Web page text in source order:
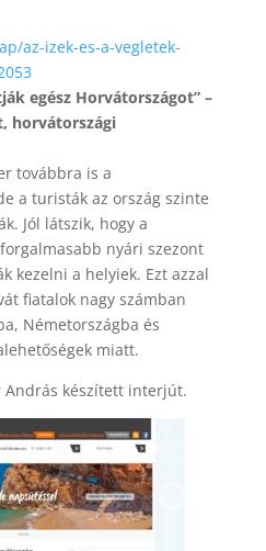
az-izek-es-a-vegletek-
egész Horvátországot” –
horvátországi
továbbra is a
a turisták az ország szinte
Jól látszik, hogy a
nyári szezont
kezelni a helyiek. Ezt azzal
fiatalok nagy számban
Németországba és
miatt.
András készített interjút.